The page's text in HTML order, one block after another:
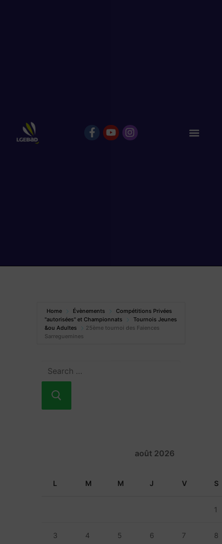
Home Évènements
Compétitions Privées
"autorisées" et Championnats
Tournois Jeunes
&ou Adultes
25ème tournoi des Faiences
Sarreguemines
août 2026
L M M J V S
1
3 4 5 6 7 8